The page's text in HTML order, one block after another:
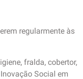
regularmente às
fralda, cobertor,
Social em